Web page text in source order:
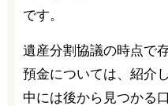
です。
遺産分割協議の時点で
預金については、紹介
中には後から見つかる